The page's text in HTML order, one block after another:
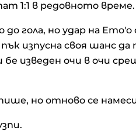
1:1 в редовното време.
гола, но удар на
изпусна своя шанс да
изведен очи в очи
но отново се